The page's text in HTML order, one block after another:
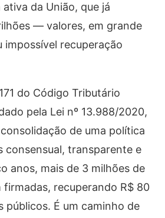
da União, que já
— valores, em grande
impossível recuperação
do Código Tributário
pela Lei nº 13.988/2020,
de uma política
consensual, transparente e
anos, mais de 3 milhões de
recuperando R$ 80
públicos. É um caminho de